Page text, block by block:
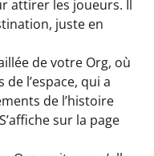
attirer les joueurs. Il
juste en
de votre Org, où
l’espace, qui a
de l’histoire
sur la page